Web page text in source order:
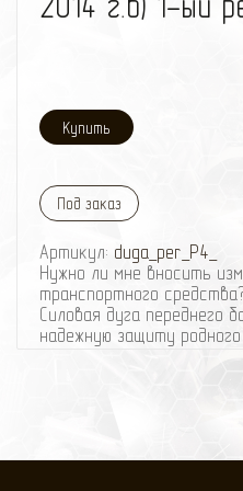
Под заказ
Артикул: duga_per_P4_
Нужно ли мне вносить
транспортного
Cиловая дуга переднего
надежную защиту
уверенность при
парковочные столбики).
Обращаем Ваше
защиты переднего